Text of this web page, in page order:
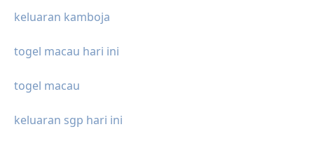
keluaran kamboja
togel macau hari ini
togel macau
keluaran sgp hari ini